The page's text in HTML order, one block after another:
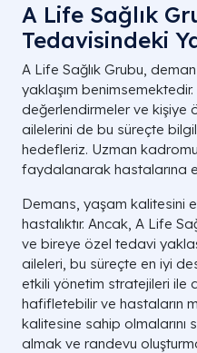
A Life Sağlık
Tedavisindeki
A Life Sağlık Grubu,
yaklaşım
değerlendirmeler ve kişiye
ailelerini de bu süreçte
hedefleriz. Uzman
faydalanarak hastalarına
Demans, yaşam kalitesini
hastalıktır. Ancak, A Life
ve bireye özel tedavi
aileleri, bu süreçte en iyi
etkili yönetim stratejileri ile
hafifletebilir ve hastaların
kalitesine sahip
almak ve randevu